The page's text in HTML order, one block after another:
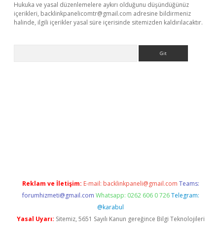
Hukuka ve yasal düzenlemelere aykırı olduğunu düşündüğünüz
içerikleri, backlinkpanelicomtr@gmail.com adresine bildirmeniz
halinde, ilgili içerikler yasal süre içerisinde sitemizden kaldırılacaktır.
Reklam ve İletişim: E-mail: backlinkpaneli@gmail.com Teams:
forumhizmeti@gmail.com Whatsapp: 0262 606 0 726 Telegram:
@karabul
Yasal Uyarı: Sitemiz, 5651 Sayılı Kanun gereğince Bilgi Teknolojileri